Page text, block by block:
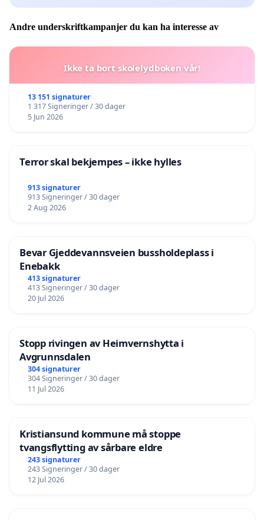
Andre underskriftkampanjer du kan ha interesse av
Ikke ta bort skolelydboken vår!
13 151 signaturer
1 317 Signeringer / 30 dager
5 Jun 2026
Terror skal bekjempes – ikke hylles
913 signaturer
913 Signeringer / 30 dager
2 Aug 2026
Bevar Gjeddevannsveien bussholdeplass i
Enebakk
413 signaturer
413 Signeringer / 30 dager
20 Jul 2026
Stopp rivingen av Heimvernshytta i
Avgrunnsdalen
304 signaturer
304 Signeringer / 30 dager
11 Jul 2026
Kristiansund kommune må stoppe
tvangsflytting av sårbare eldre
243 signaturer
243 Signeringer / 30 dager
12 Jul 2026